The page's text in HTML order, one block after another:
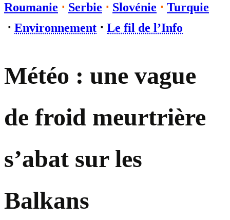
Roumanie ⋅ Serbie ⋅ Slovénie ⋅ Turquie
⋅ Environnement ⋅ Le fil de l’Info
Météo : une vague
de froid meurtrière
s’abat sur les
Balkans